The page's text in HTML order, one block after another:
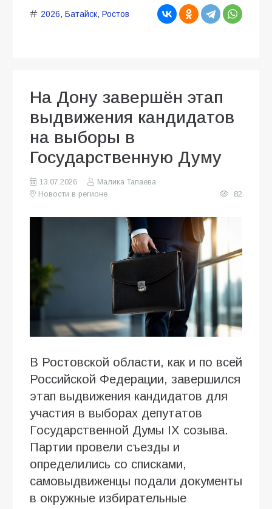
2026, Батайск, Ростов
На Дону завершён этап
выдвижения кандидатов
на выборы в
Государственную Думу
13.07.2026
Малика Тапаева
Новости в регионе
82
В Ростовской области, как и по всей
Российской Федерации, завершился
этап выдвижения кандидатов для
участия в выборах депутатов
Государственной Думы IX созыва.
Партии провели съезды и
определились со списками,
самовыдвиженцы подали документы
в окружные избирательные